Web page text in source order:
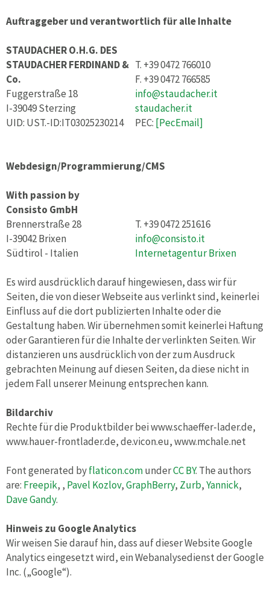
Auftraggeber und verantwortlich für alle Inhalte
STAUDACHER O.H.G. DES
STAUDACHER FERDINAND &
Co.
Fuggerstraße 18
I-39049 Sterzing
UID: UST.-ID:IT03025230214
T. +39 0472 766010
F. +39 0472 766585
info@staudacher.it
staudacher.it
PEC: [PecEmail]
Webdesign/Programmierung/CMS
With passion by
Consisto GmbH
Brennerstraße 28
I-39042 Brixen
Südtirol - Italien
T. +39 0472 251616
info@consisto.it
Internetagentur Brixen
Es wird ausdrücklich darauf hingewiesen, dass wir für
Seiten, die von dieser Webseite aus verlinkt sind, keinerlei
Einfluss auf die dort publizierten Inhalte oder die
Gestaltung haben. Wir übernehmen somit keinerlei Haftung
oder Garantieren für die Inhalte der verlinkten Seiten. Wir
distanzieren uns ausdrücklich von der zum Ausdruck
gebrachten Meinung auf diesen Seiten, da diese nicht in
jedem Fall unserer Meinung entsprechen kann.
Bildarchiv
Rechte für die Produktbilder bei www.schaeffer-lader.de,
www.hauer-frontlader.de, de.vicon.eu, www.mchale.net
Font generated byflaticon.comunderCC BY. The authors
are: Freepik, , Pavel Kozlov,GraphBerry, Zurb,Yannick,
Dave Gandy.
Hinweis zu Google Analytics
Wir weisen Sie darauf hin, dass auf dieser Website Google
Analytics eingesetzt wird, ein Webanalysedienst der Google
Inc. („Google“).